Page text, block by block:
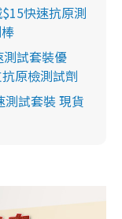
快速抗原測
試套裝優
原檢測試劑
測試套裝 現貨